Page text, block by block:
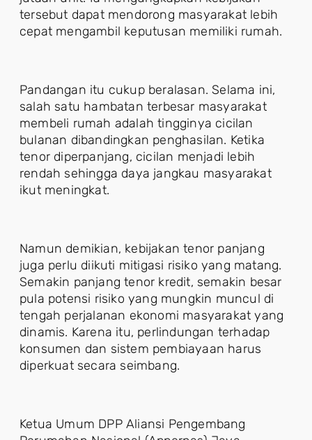
tersebut dapat mendorong masyarakat lebih
cepat mengambil keputusan memiliki rumah.
Pandangan itu cukup beralasan. Selama ini,
salah satu hambatan terbesar masyarakat
membeli rumah adalah tingginya cicilan
bulanan dibandingkan penghasilan. Ketika
tenor diperpanjang, cicilan menjadi lebih
rendah sehingga daya jangkau masyarakat
ikut meningkat.
Namun demikian, kebijakan tenor panjang
juga perlu diikuti mitigasi risiko yang matang.
Semakin panjang tenor kredit, semakin besar
pula potensi risiko yang mungkin muncul di
tengah perjalanan ekonomi masyarakat yang
dinamis. Karena itu, perlindungan terhadap
konsumen dan sistem pembiayaan harus
diperkuat secara seimbang.
Ketua Umum DPP Aliansi Pengembang